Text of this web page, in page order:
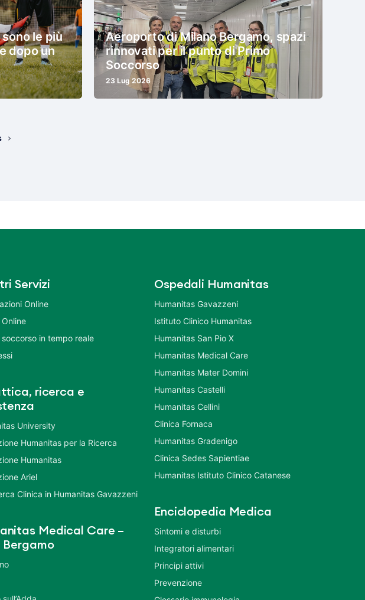
le più
dopo un
Aeroporto di Milano Bergamo, spazi
rinnovati per il punto di Primo
Soccorso
23 Lug 2026
Servizi
Online
soccorso in tempo reale
ricerca e
University
Humanitas per la Ricerca
Humanitas
Ariel
Clinica in Humanitas Gavazzeni
Medical Care –
Bergamo
Ospedali Humanitas
Humanitas Gavazzeni
Istituto Clinico Humanitas
Humanitas San Pio X
Humanitas Medical Care
Humanitas Mater Domini
Humanitas Castelli
Humanitas Cellini
Clinica Fornaca
Humanitas Gradenigo
Clinica Sedes Sapientiae
Humanitas Istituto Clinico Catanese
Enciclopedia Medica
Sintomi e disturbi
Integratori alimentari
Principi attivi
Prevenzione